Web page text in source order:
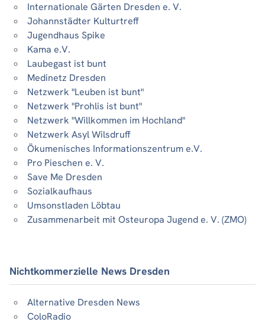
Internationale Gärten Dresden e. V.
Johannstädter Kulturtreff
Jugendhaus Spike
Kama e.V.
Laubegast ist bunt
Medinetz Dresden
Netzwerk "Leuben ist bunt"
Netzwerk "Prohlis ist bunt"
Netzwerk "Willkommen im Hochland"
Netzwerk Asyl Wilsdruff
Ökumenisches Informationszentrum e.V.
Pro Pieschen e. V.
Save Me Dresden
Sozialkaufhaus
Umsonstladen Löbtau
Zusammenarbeit mit Osteuropa Jugend e. V. (ZMO)
Nichtkommerzielle News Dresden
Alternative Dresden News
ColoRadio